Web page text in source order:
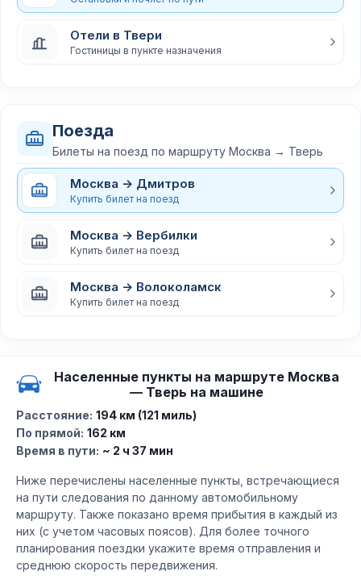
Отели в Твери
Гостиницы в пункте назначения
Поезда
Билеты на поезд по маршруту Москва → Тверь
Москва → Дмитров
Купить билет на поезд
Москва → Вербилки
Купить билет на поезд
Москва → Волоколамск
Купить билет на поезд
Населенные пункты на маршруте Москва
— Тверь на машине
Расстояние: 194 км (121 миль)
По прямой: 162 км
Время в пути: ~ 2 ч 37 мин
Ниже перечислены населенные пункты, встречающиеся
на пути следования по данному автомобильному
маршруту. Также показано время прибытия в каждый из
них (с учетом часовых поясов). Для более точного
планирования поездки укажите время отправления и
среднюю скорость передвижения.